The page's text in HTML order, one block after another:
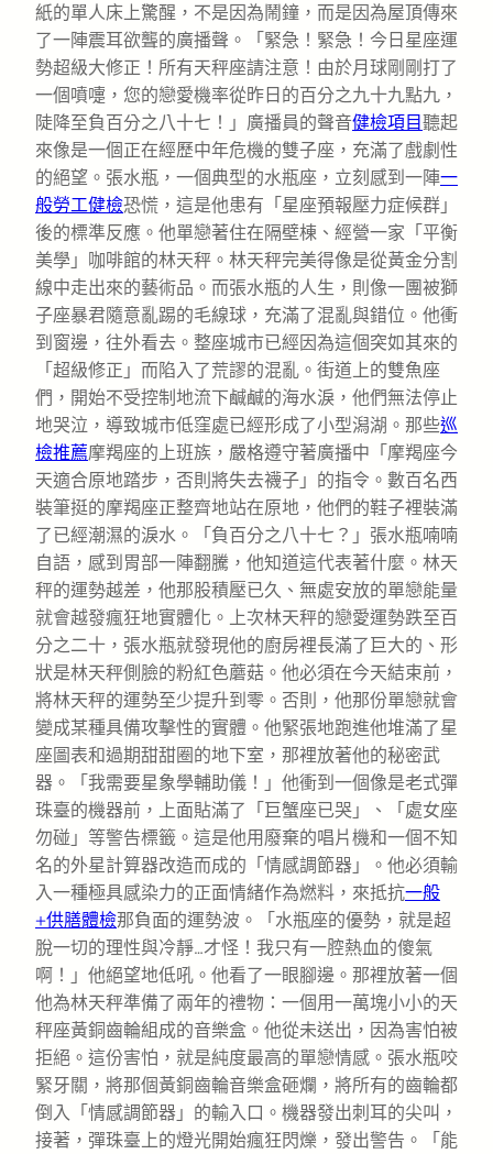
紙的單人床上驚醒，不是因為鬧鐘，而是因為屋頂傳來
了一陣震耳欲聾的廣播聲。「緊急！緊急！今日星座運
勢超級大修正！所有天秤座請注意！由於月球剛剛打了
一個噴嚏，您的戀愛機率從昨日的百分之九十九點九，
陡降至負百分之八十七！」廣播員的聲音健檢項目聽起
來像是一個正在經歷中年危機的雙子座，充滿了戲劇性
的絕望。張水瓶，一個典型的水瓶座，立刻感到一陣一
般勞工健檢恐慌，這是他患有「星座預報壓力症候群」
後的標準反應。他單戀著住在隔壁棟、經營一家「平衡
美學」咖啡館的林天秤。林天秤完美得像是從黃金分割
線中走出來的藝術品。而張水瓶的人生，則像一團被獅
子座暴君隨意亂踢的毛線球，充滿了混亂與錯位。他衝
到窗邊，往外看去。整座城市已經因為這個突如其來的
「超級修正」而陷入了荒謬的混亂。街道上的雙魚座
們，開始不受控制地流下鹹鹹的海水淚，他們無法停止
地哭泣，導致城市低窪處已經形成了小型潟湖。那些巡
檢推薦摩羯座的上班族，嚴格遵守著廣播中「摩羯座今
天適合原地踏步，否則將失去襪子」的指令。數百名西
裝筆挺的摩羯座正整齊地站在原地，他們的鞋子裡裝滿
了已經潮濕的淚水。「負百分之八十七？」張水瓶喃喃
自語，感到胃部一陣翻騰，他知道這代表著什麼。林天
秤的運勢越差，他那股積壓已久、無處安放的單戀能量
就會越發瘋狂地實體化。上次林天秤的戀愛運勢跌至百
分之二十，張水瓶就發現他的廚房裡長滿了巨大的、形
狀是林天秤側臉的粉紅色蘑菇。他必須在今天結束前，
將林天秤的運勢至少提升到零。否則，他那份單戀就會
變成某種具備攻擊性的實體。他緊張地跑進他堆滿了星
座圖表和過期甜甜圈的地下室，那裡放著他的秘密武
器。「我需要星象學輔助儀！」他衝到一個像是老式彈
珠臺的機器前，上面貼滿了「巨蟹座已哭」、「處女座
勿碰」等警告標籤。這是他用廢棄的唱片機和一個不知
名的外星計算器改造而成的「情感調節器」。他必須輸
入一種極具感染力的正面情緒作為燃料，來抵抗一般
+供膳體檢那負面的運勢波。「水瓶座的優勢，就是超
脫一切的理性與冷靜…才怪！我只有一腔熱血的傻氣
啊！」他絕望地低吼。他看了一眼腳邊。那裡放著一個
他為林天秤準備了兩年的禮物：一個用一萬塊小小的天
秤座黃銅齒輪組成的音樂盒。他從未送出，因為害怕被
拒絕。這份害怕，就是純度最高的單戀情感。張水瓶咬
緊牙關，將那個黃銅齒輪音樂盒砸爛，將所有的齒輪都
倒入「情感調節器」的輸入口。機器發出刺耳的尖叫，
接著，彈珠臺上的燈光開始瘋狂閃爍，發出警告。「能